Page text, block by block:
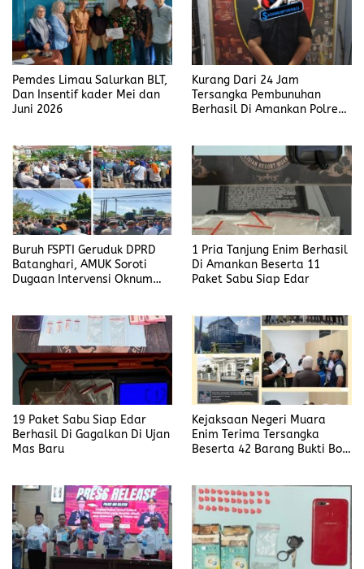
Pemdes Limau Salurkan BLT,
Dan Insentif kader Mei dan
Juni 2026
Kurang Dari 24 Jam
Tersangka Pembunuhan
Berhasil Di Amankan Polres
Buruh FSPTI Geruduk DPRD
Batanghari, AMUK Soroti
Dugaan Intervensi Oknum
1 Pria Tanjung Enim Berhasil
Di Amankan Beserta 11
Paket Sabu Siap Edar
19 Paket Sabu Siap Edar
Berhasil Di Gagalkan Di Ujan
Mas Baru
Kejaksaan Negeri Muara
Enim Terima Tersangka
Beserta 42 Barang Bukti Bobi